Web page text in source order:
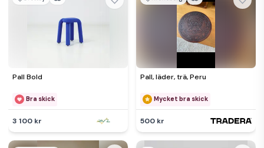
Pall Bold
Bra skick
3 100 kr
Pall, läder, trä, Peru
Mycket bra skick
500 kr